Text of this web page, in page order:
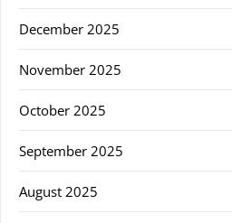
December 2025
November 2025
October 2025
September 2025
August 2025